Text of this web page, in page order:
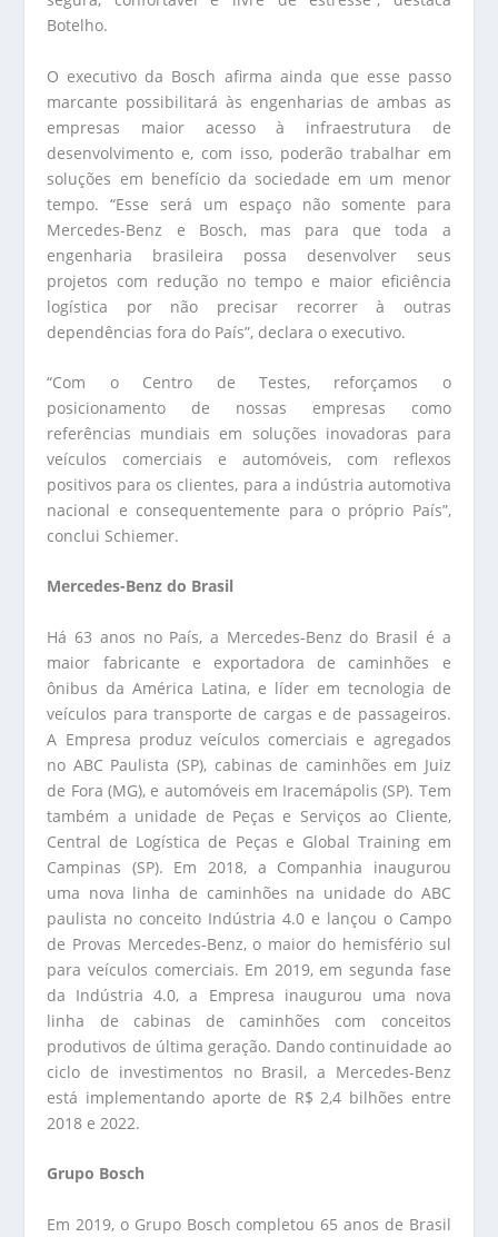
Botelho.
O executivo da Bosch afirma ainda que esse passo
marcante possibilitará às engenharias de ambas as
empresas maior acesso à infraestrutura de
desenvolvimento e, com isso, poderão trabalhar em
soluções em benefício da sociedade em um menor
tempo. “Esse será um espaço não somente para
Mercedes-Benz e Bosch, mas para que toda a
engenharia brasileira possa desenvolver seus
projetos com redução no tempo e maior eficiência
logística por não precisar recorrer à outras
dependências fora do País”, declara o executivo.
“Com o Centro de Testes, reforçamos o
posicionamento de nossas empresas como
referências mundiais em soluções inovadoras para
veículos comerciais e automóveis, com reflexos
positivos para os clientes, para a indústria automotiva
nacional e consequentemente para o próprio País”,
conclui Schiemer.
Mercedes-Benz do Brasil
Há 63 anos no País, a Mercedes-Benz do Brasil é a
maior fabricante e exportadora de caminhões e
ônibus da América Latina, e líder em tecnologia de
veículos para transporte de cargas e de passageiros.
A Empresa produz veículos comerciais e agregados
no ABC Paulista (SP), cabinas de caminhões em Juiz
de Fora (MG), e automóveis em Iracemápolis (SP). Tem
também a unidade de Peças e Serviços ao Cliente,
Central de Logística de Peças e Global Training em
Campinas (SP). Em 2018, a Companhia inaugurou
uma nova linha de caminhões na unidade do ABC
paulista no conceito Indústria 4.0 e lançou o Campo
de Provas Mercedes-Benz, o maior do hemisfério sul
para veículos comerciais. Em 2019, em segunda fase
da Indústria 4.0, a Empresa inaugurou uma nova
linha de cabinas de caminhões com conceitos
produtivos de última geração. Dando continuidade ao
ciclo de investimentos no Brasil, a Mercedes-Benz
está implementando aporte de R$ 2,4 bilhões entre
2018 e 2022.
Grupo Bosch
Em 2019, o Grupo Bosch completou 65 anos de Brasil